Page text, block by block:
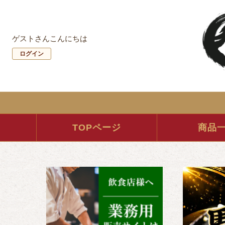
ゲストさんこんにちは
ログイン
TOPページ 商品